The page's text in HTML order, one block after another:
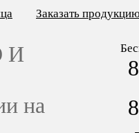
Заказать продукцию
И
на